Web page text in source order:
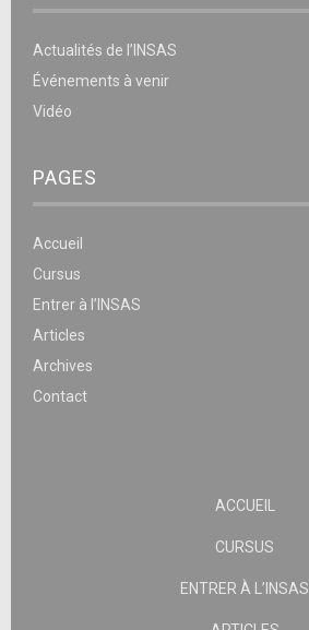
Actualités de l’INSAS
Événements à venir
Vidéo
PAGES
Accueil
Cursus
Entrer à l’INSAS
Articles
Archives
Contact
ACCUEIL
CURSUS
ENTRER À L’INSAS